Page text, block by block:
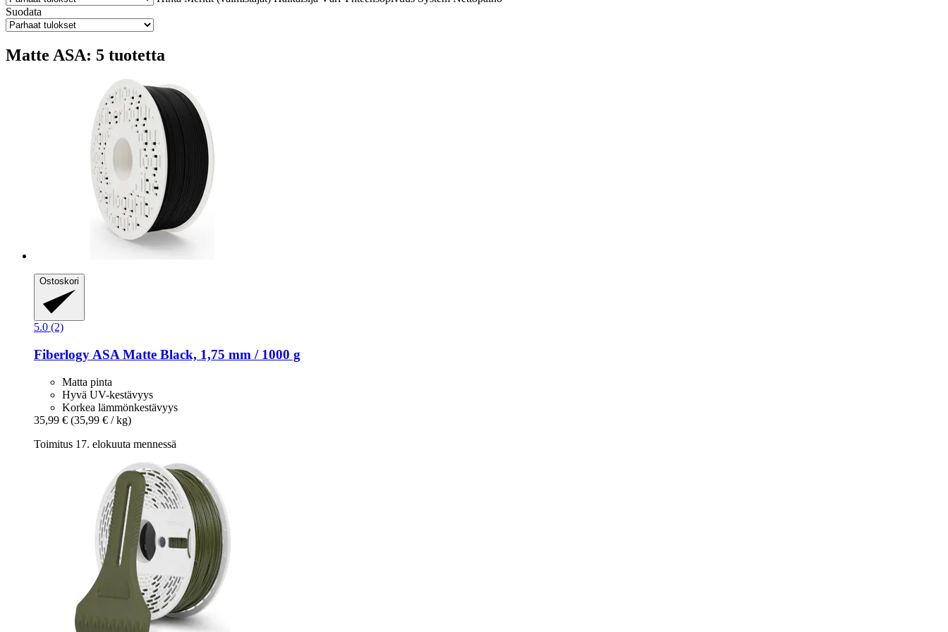
Suodata
Matte ASA: 5 tuotetta
Ostoskori
5.0 (2)
Fiberlogy ASA Matte Black, 1,75 mm / 1000 g
Matta pinta
Hyvä UV-kestävyys
Korkea lämmönkestävyys
35,99 € (35,99 € / kg)
Toimitus 17. elokuuta mennessä